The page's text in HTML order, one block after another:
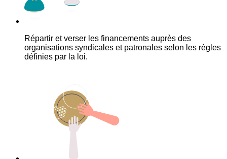
Répartir et verser les financements auprès des
organisations syndicales et patronales selon les règles
définies par la loi.